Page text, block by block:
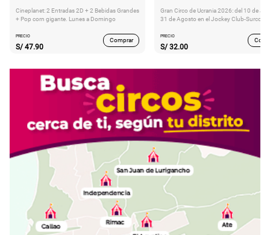
Cineplanet: 2 Entradas 2D + 2 Bebidas Grandes
+ Pop corn gigante. Lunes a Domingo
PRECIO
S/ 47.90
Comprar
Gran Circo de Ucrania 2026: del 10 de
31 de Agosto en el Jockey Club-Surco
PRECIO
S/ 32.00